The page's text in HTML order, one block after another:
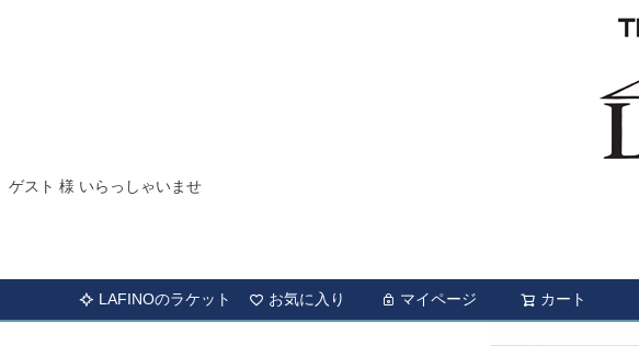
ゲスト 様 いらっしゃいませ
LAFINOのラケット お気に入り マイページ カート